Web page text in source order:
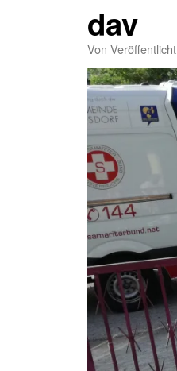
dav
Von Veröffentlicht